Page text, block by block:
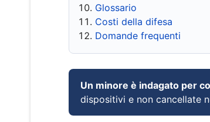
Glossario
Costi della difesa
Domande frequenti
Un minore è indagato per
dispositivi e non cancellate